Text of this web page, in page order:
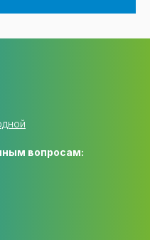
вопросам: